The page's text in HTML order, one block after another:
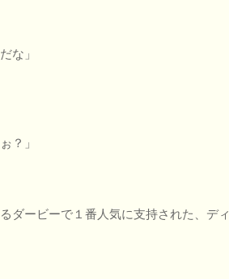
な」
？」
ダービーで１番人気に支持された、ディ